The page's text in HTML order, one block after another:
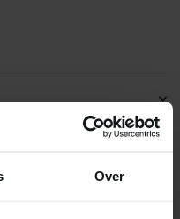
Over
over dit product..